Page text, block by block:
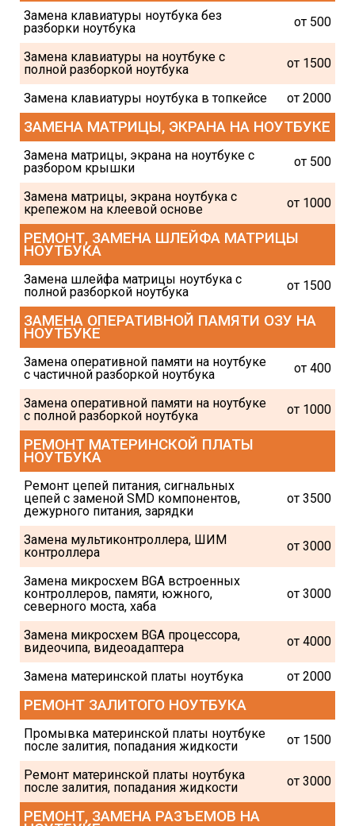
Замена клавиатуры ноутбука без
разборки ноутбука
от 500
Замена клавиатуры на ноутбуке с
полной разборкой ноутбука
от 1500
Замена клавиатуры ноутбука в топкейсе от 2000
ЗАМЕНА МАТРИЦЫ, ЭКРАНА НА НОУТБУКЕ
Замена матрицы, экрана на ноутбуке с
разбором крышки
от 500
Замена матрицы, экрана ноутбука с
крепежом на клеевой основе
от 1000
РЕМОНТ, ЗАМЕНА ШЛЕЙФА МАТРИЦЫ
НОУТБУКА
Замена шлейфа матрицы ноутбука с
полной разборкой ноутбука
от 1500
ЗАМЕНА ОПЕРАТИВНОЙ ПАМЯТИ ОЗУ НА
НОУТБУКЕ
Замена оперативной памяти на ноутбуке
с частичной разборкой ноутбука
от 400
Замена оперативной памяти на ноутбуке
с полной разборкой ноутбука
от 1000
РЕМОНТ МАТЕРИНСКОЙ ПЛАТЫ
НОУТБУКА
Ремонт цепей питания, сигнальных
цепей с заменой SMD компонентов,
дежурного питания, зарядки
от 3500
Замена мультиконтроллера, ШИМ
контроллера
от 3000
Замена микросхем BGA встроенных
контроллеров, памяти, южного,
северного моста, хаба
от 3000
Замена микросхем BGA процессора,
видеочипа, видеоадаптера
от 4000
Замена материнской платы ноутбука от 2000
РЕМОНТ ЗАЛИТОГО НОУТБУКА
Промывка материнской платы ноутбуке
после залития, попадания жидкости
от 1500
Ремонт материнской платы ноутбука
после залития, попадания жидкости
от 3000
РЕМОНТ, ЗАМЕНА РАЗЪЕМОВ НА